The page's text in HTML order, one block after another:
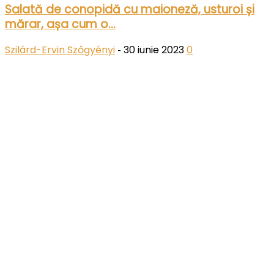
Salată de conopidă cu maioneză, usturoi și
mărar, așa cum o...
Szilárd-Ervin Szőgyényi - 30 iunie 20230